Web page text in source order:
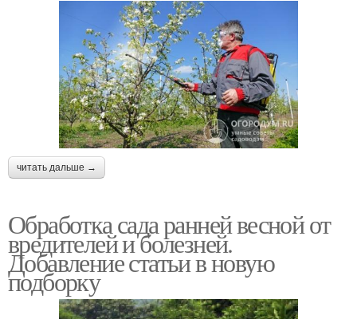
читать дальше →
Обработка сада ранней весной от
вредителей и болезней.
Добавление статьи в новую
подборку